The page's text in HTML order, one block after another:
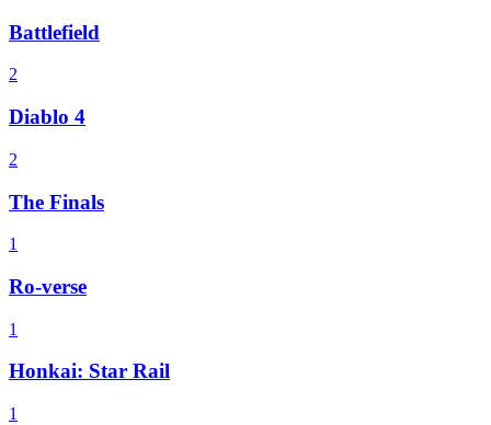
Battlefield
2
Diablo 4
2
The Finals
1
Ro-verse
1
Honkai: Star Rail
1